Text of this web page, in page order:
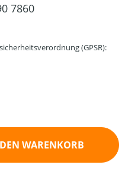
7860
(GPSR):
gewünschten
WARENKORB